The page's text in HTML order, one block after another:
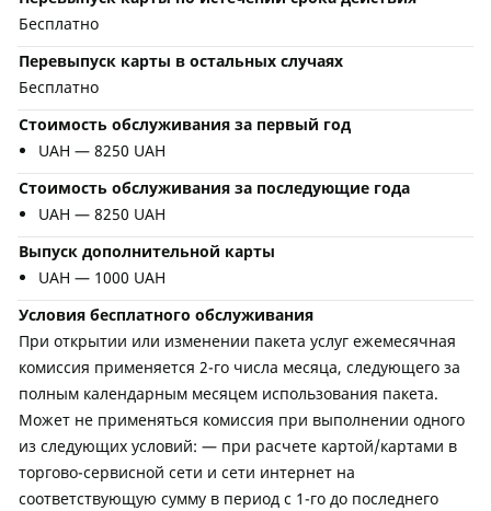
Бесплатно
Перевыпуск карты в остальных случаях
Бесплатно
Стоимость обслуживания за первый год
UAH — 8250 UAH
Стоимость обслуживания за последующие года
UAH — 8250 UAH
Выпуск дополнительной карты
UAH — 1000 UAH
Условия бесплатного обслуживания
При открытии или изменении пакета услуг ежемесячная
комиссия применяется 2-го числа месяца, следующего за
полным календарным месяцем использования пакета.
Может не применяться комиссия при выполнении одного
из следующих условий: — при расчете картой/картами в
торгово-сервисной сети и сети интернет на
соответствующую сумму в период с 1-го до последнего